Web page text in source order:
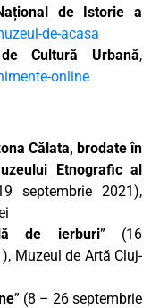
de Istorie a
de-acasa
Cultură Urbană,
online
Călata, brodate în
Etnografic al
septembrie 2021),
de ierburi” (16
Muzeul de Artă Cluj-
” (8 – 26 septembrie